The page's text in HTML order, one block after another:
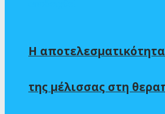
Η
της μέλισσας στη